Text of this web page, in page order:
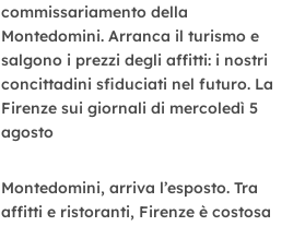
commissariamento della
Montedomini. Arranca il turismo e
salgono i prezzi degli affitti: i nostri
concittadini sfiduciati nel futuro. La
Firenze sui giornali di mercoledì 5
agosto
Montedomini, arriva l’esposto. Tra
affitti e ristoranti, Firenze è costosa